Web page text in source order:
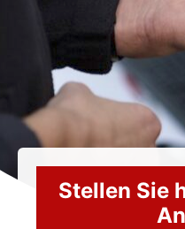
Stellen Sie